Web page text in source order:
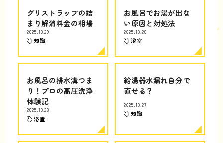
グリストラップの詰
まり解消料金の相場
2025.10.29
知識
お風呂でお湯が出な
い原因と対処法
2025.10.28
浴室
お風呂の排水溝つま
り！プロの高圧洗浄
体験記
2025.10.28
浴室
給湯器水漏れ自分で
直せる？
2025.10.27
知識